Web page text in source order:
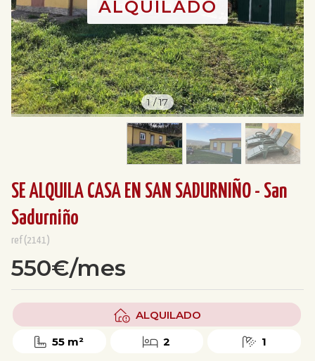
1/17
SE ALQUILA CASA EN SAN SADURNIÑO - San
Sadurniño
ref(2141)
550€/mes
ALQUILADO
55 m² 2 1